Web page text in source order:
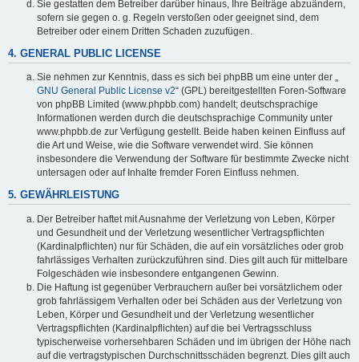
Sie gestatten dem Betreiber darüber hinaus, Ihre Beiträge abzuändern,
sofern sie gegen o. g. Regeln verstoßen oder geeignet sind, dem
Betreiber oder einem Dritten Schaden zuzufügen.
4. GENERAL PUBLIC LICENSE
Sie nehmen zur Kenntnis, dass es sich bei phpBB um eine unter der „
GNU General Public License v2“ (GPL) bereitgestellten Foren-Software
von phpBB Limited (www.phpbb.com) handelt; deutschsprachige
Informationen werden durch die deutschsprachige Community unter
www.phpbb.de zur Verfügung gestellt. Beide haben keinen Einfluss auf
die Art und Weise, wie die Software verwendet wird. Sie können
insbesondere die Verwendung der Software für bestimmte Zwecke nicht
untersagen oder auf Inhalte fremder Foren Einfluss nehmen.
5. GEWÄHRLEISTUNG
Der Betreiber haftet mit Ausnahme der Verletzung von Leben, Körper
und Gesundheit und der Verletzung wesentlicher Vertragspflichten
(Kardinalpflichten) nur für Schäden, die auf ein vorsätzliches oder grob
fahrlässiges Verhalten zurückzuführen sind. Dies gilt auch für mittelbare
Folgeschäden wie insbesondere entgangenen Gewinn.
Die Haftung ist gegenüber Verbrauchern außer bei vorsätzlichem oder
grob fahrlässigem Verhalten oder bei Schäden aus der Verletzung von
Leben, Körper und Gesundheit und der Verletzung wesentlicher
Vertragspflichten (Kardinalpflichten) auf die bei Vertragsschluss
typischerweise vorhersehbaren Schäden und im übrigen der Höhe nach
auf die vertragstypischen Durchschnittsschäden begrenzt. Dies gilt auch